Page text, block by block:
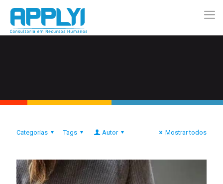
Categorias Tags Autor Mostrar todos